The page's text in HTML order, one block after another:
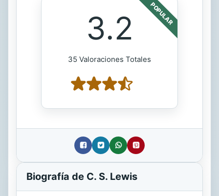
POPULAR
3.2
35 Valoraciones Totales
Biografía de C. S. Lewis